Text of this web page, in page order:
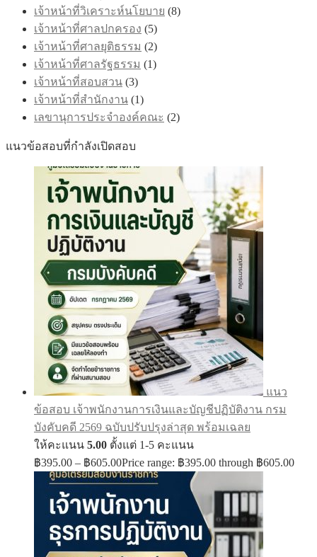
เจ้าหน้าที่วิเคราะห์นโยบาย (8)
เจ้าหน้าที่ศาลปกครอง (5)
เจ้าหน้าที่ศาลยุติธรรม (2)
เจ้าหน้าที่ศาลรัฐธรรม (1)
เจ้าหน้าที่สอบสวน (3)
เจ้าหน้าที่สำนักงาน (1)
เลขานุการประจำองค์คณะ (2)
แนวข้อสอบที่กำลังเปิดสอบ
แนว
ข้อสอบ เจ้าพนักงานการเงินและบัญชีปฏิบัติงาน กรม
บังคับคดี 2569 ฉบับปรับปรุงล่าสุด พร้อมเฉลย
ให้คะแนน 5.00 ตั้งแต่ 1-5 คะแนน
฿395.00 – ฿605.00Price range: ฿395.00 through ฿605.00